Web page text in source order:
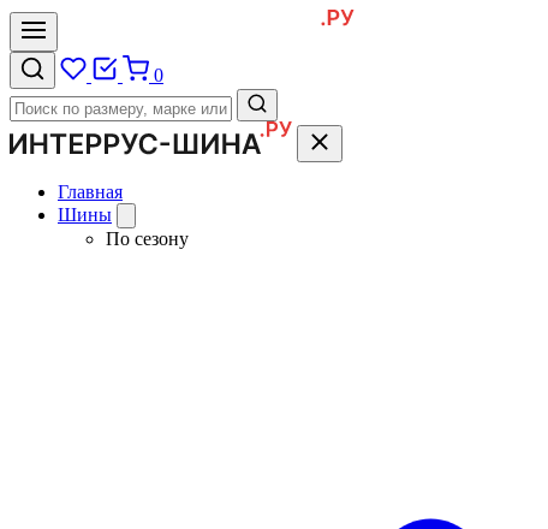
0
Главная
Шины
По сезону